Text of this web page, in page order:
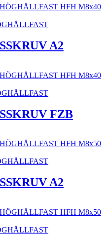
A2
FZB
A2